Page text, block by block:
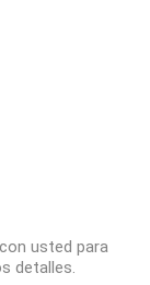
usted para
detalles.